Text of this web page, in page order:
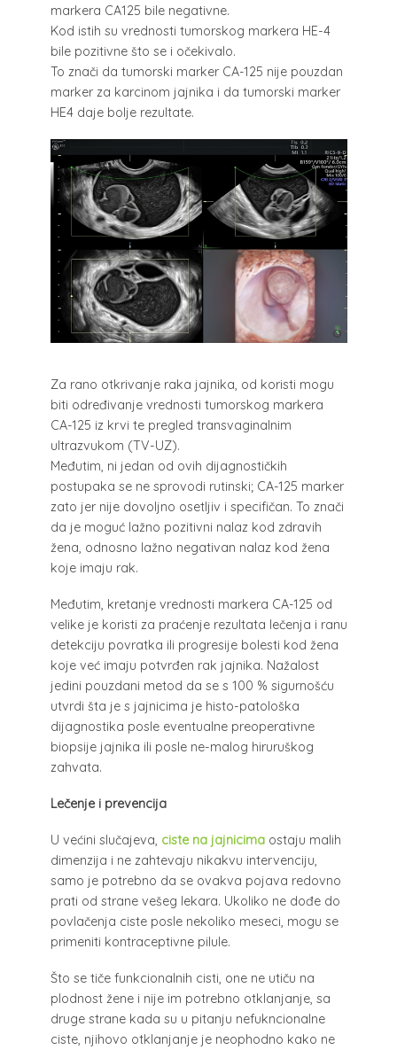
markera CA125 bile negativne.
Kod istih su vrednosti tumorskog markera HE-4
bile pozitivne što se i očekivalo.
To znači da tumorski marker CA-125 nije pouzdan
marker za karcinom jajnika i da tumorski marker
HE4 daje bolje rezultate.
Za rano otkrivanje raka jajnika, od koristi mogu
biti određivanje vrednosti tumorskog markera
CA-125 iz krvi te pregled transvaginalnim
ultrazvukom (TV-UZ).
Međutim, ni jedan od ovih dijagnostičkih
postupaka se ne sprovodi rutinski; CA-125 marker
zato jer nije dovoljno osetljiv i specifičan. To znači
da je moguć lažno pozitivni nalaz kod zdravih
žena, odnosno lažno negativan nalaz kod žena
koje imaju rak.
Međutim, kretanje vrednosti markera CA-125 od
velike je koristi za praćenje rezultata lečenja i ranu
detekciju povratka ili progresije bolesti kod žena
koje već imaju potvrđen rak jajnika. Nažalost
jedini pouzdani metod da se s 100 % sigurnošću
utvrdi šta je s jajnicima je histo-patološka
dijagnostika posle eventualne preoperativne
biopsije jajnika ili posle ne-malog hiruruškog
zahvata.
Lečenje i prevencija
U većini slučajeva, ciste na jajnicimaostaju malih
dimenzija i ne zahtevaju nikakvu intervenciju,
samo je potrebno da se ovakva pojava redovno
prati od strane vešeg lekara. Ukoliko ne dođe do
povlačenja ciste posle nekoliko meseci, mogu se
primeniti kontraceptivne pilule.
Što se tiče funkcionalnih cisti, one ne utiču na
plodnost žene i nije im potrebno otklanjanje, sa
druge strane kada su u pitanju nefukncionalne
ciste, njihovo otklanjanje je neophodno kako ne